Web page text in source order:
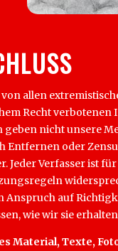
allen
Recht
geben nicht unsere
Entfernen oder
Jeder Verfasser ist
Anspruch auf
wie wir sie
Material, Texte,